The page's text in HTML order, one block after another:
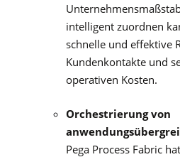
intelligent zuordnen
schnelle und effektive
Kundenkontakte und
operativen Kosten.
Orchestrierung von
Pega Process Fabric